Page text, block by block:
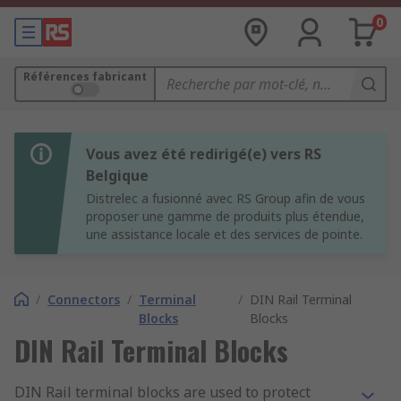
0
Références fabricant
Vous avez été redirigé(e) vers RS
Belgique
Distrelec a fusionné avec RS Group afin de vous
proposer une gamme de produits plus étendue,
une assistance locale et des services de pointe.
/ Connectors / Terminal
Blocks
/ DIN Rail Terminal
Blocks
DIN Rail Terminal Blocks
DIN Rail terminal blocks are used to protect